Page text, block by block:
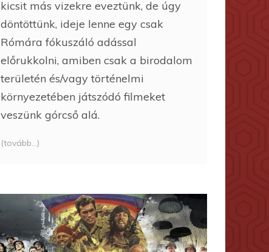
kicsit más vizekre eveztünk, de úgy
döntöttünk, ideje lenne egy csak
Rómára fókuszáló adással
előrukkolni, amiben csak a birodalom
területén és/vagy történelmi
környezetében játszódó filmeket
veszünk górcső alá.
(tovább…)